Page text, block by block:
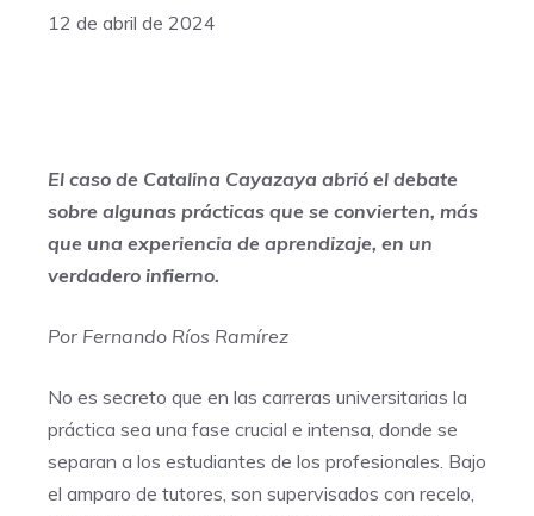
12 de abril de 2024
El caso de Catalina Cayazaya abrió el debate
sobre algunas prácticas que se convierten, más
que una experiencia de aprendizaje, en un
verdadero infierno.
Por Fernando Ríos Ramírez
No es secreto que en las carreras universitarias la
práctica sea una fase crucial e intensa, donde se
separan a los estudiantes de los profesionales. Bajo
el amparo de tutores, son supervisados con recelo,